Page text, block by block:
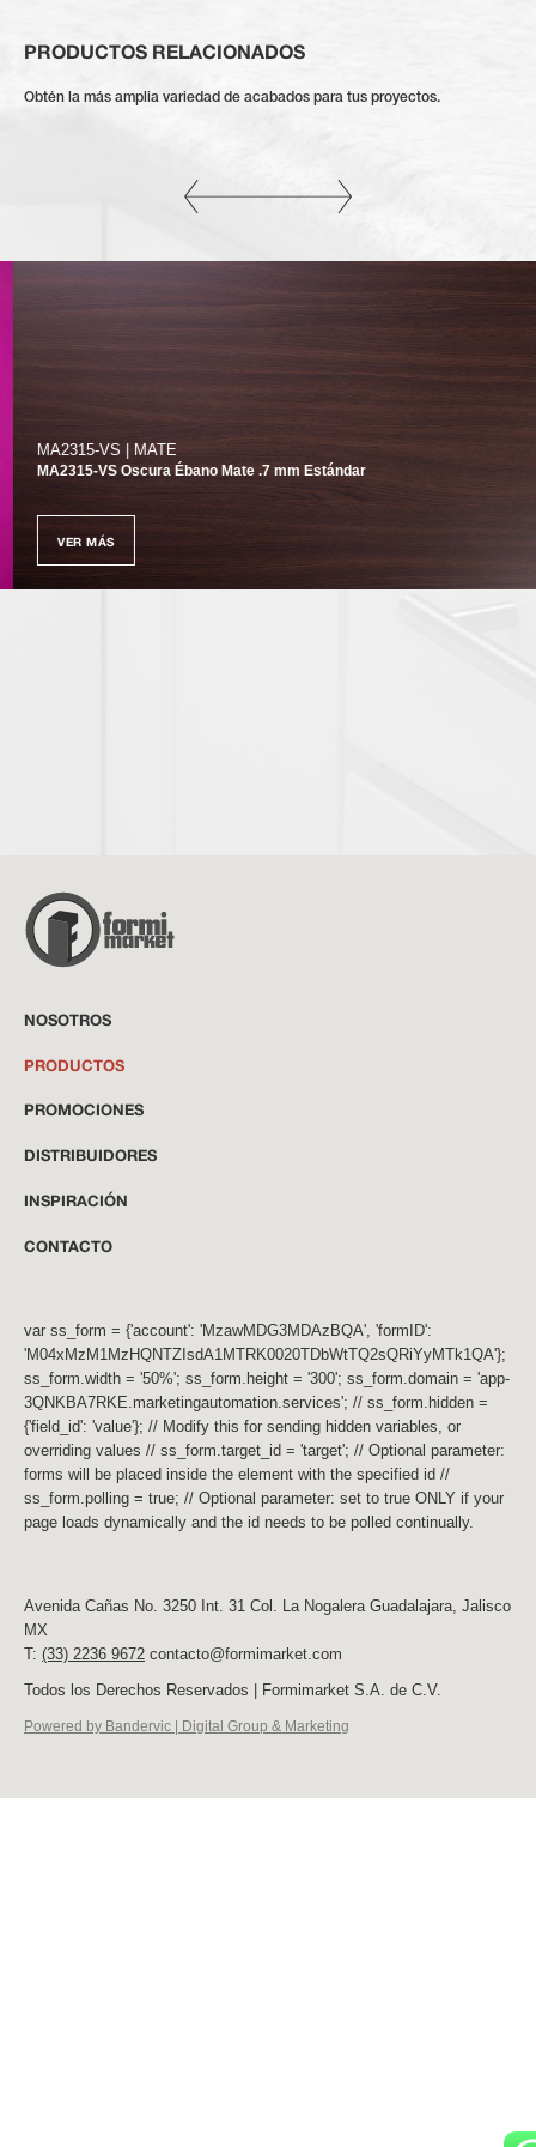
PRODUCTOS RELACIONADOS
Obtén la más amplia variedad de acabados para tus proyectos.
MA2315-VS | MATE
MA2315-VS Oscura Ébano Mate .7 mm Estándar
VER MÁS
NOSOTROS
PRODUCTOS
PROMOCIONES
DISTRIBUIDORES
INSPIRACIÓN
CONTACTO
var ss_form = {'account': 'MzawMDG3MDAzBQA', 'formID':
'M04xMzM1MzHQNTZIsdA1MTRK0020TDbWtTQ2sQRiYyMTk1QA'};
ss_form.width = '50%'; ss_form.height = '300'; ss_form.domain = 'app-
3QNKBA7RKE.marketingautomation.services'; // ss_form.hidden =
{'field_id': 'value'}; // Modify this for sending hidden variables, or
overriding values // ss_form.target_id = 'target'; // Optional parameter:
forms will be placed inside the element with the specified id //
ss_form.polling = true; // Optional parameter: set to true ONLY if your
page loads dynamically and the id needs to be polled continually.
Avenida Cañas No. 3250 Int. 31 Col. La Nogalera Guadalajara, Jalisco
MX
T: (33) 2236 9672 contacto@formimarket.com
Todos los Derechos Reservados | Formimarket S.A. de C.V.
Powered by Bandervic | Digital Group & Marketing